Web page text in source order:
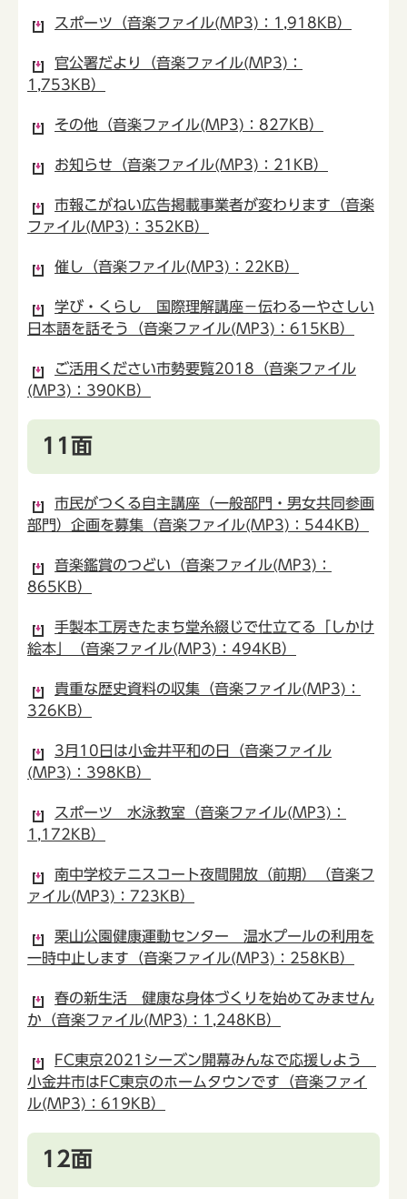
スポーツ（音楽ファイル(MP3)：1,918KB）
官公署だより（音楽ファイル(MP3)：
1,753KB）
その他（音楽ファイル(MP3)：827KB）
お知らせ（音楽ファイル(MP3)：21KB）
市報こがねい広告掲載事業者が変わります（音楽
ファイル(MP3)：352KB）
催し（音楽ファイル(MP3)：22KB）
学び・くらし 国際理解講座－伝わるーやさしい
日本語を話そう（音楽ファイル(MP3)：615KB）
ご活用ください市勢要覧2018（音楽ファイル
(MP3)：390KB）
11面
市民がつくる自主講座（一般部門・男女共同参画
部門）企画を募集（音楽ファイル(MP3)：544KB）
音楽鑑賞のつどい（音楽ファイル(MP3)：
865KB）
手製本工房きたまち堂糸綴じで仕立てる「しかけ
絵本」（音楽ファイル(MP3)：494KB）
貴重な歴史資料の収集（音楽ファイル(MP3)：
326KB）
3月10日は小金井平和の日（音楽ファイル
(MP3)：398KB）
スポーツ 水泳教室（音楽ファイル(MP3)：
1,172KB）
南中学校テニスコート夜間開放（前期）（音楽フ
ァイル(MP3)：723KB）
栗山公園健康運動センター 温水プールの利用を
一時中止します（音楽ファイル(MP3)：258KB）
春の新生活 健康な身体づくりを始めてみません
か（音楽ファイル(MP3)：1,248KB）
FC東京2021シーズン開幕みんなで応援しよう
小金井市はFC東京のホームタウンです（音楽ファイ
ル(MP3)：619KB）
12面